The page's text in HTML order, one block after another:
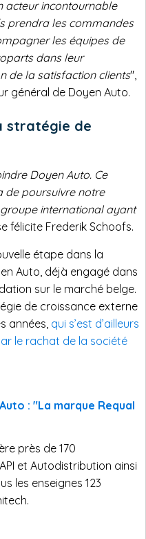
acteur incontournable
prendra les commandes
les équipes de
dans leur
de la satisfaction clients",
général de Doyen Auto.
stratégie de
Doyen Auto. Ce
poursuivre notre
international ayant
félicite Frederik Schoofs.
étape dans la
Auto, déjà engagé dans
sur le marché belge.
de croissance externe
années, qui s’est d’ailleurs
le rachat de la société
: "La marque Requal
près de 170
et Autodistribution ainsi
les enseignes 123